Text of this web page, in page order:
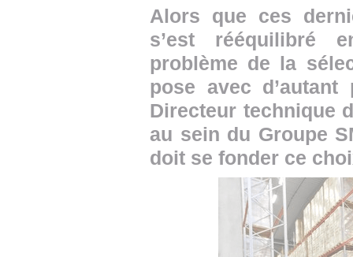
Alors que ces
s’est rééquilibré
problème de la
pose avec d’autant
Directeur technique
au sein du Groupe
doit se fonder ce